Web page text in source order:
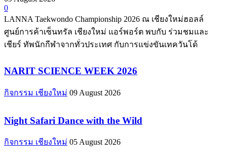
0
LANNA Taekwondo Championship 2026 ณ เชียงใหม่ฮอลล์
ศูนย์การค้าเซ็นทรัล เชียงใหม่ แอร์พอร์ต พบกับ ร่วมชมและ
เชียร์ ทัพนักกีฬาจากทั่วประเทศ กับการแข่งขันเทควันโด้
NARIT SCIENCE WEEK 2026
กิจกรรม เชียงใหม่ 09 August 2026
Night Safari Dance with the Wild
กิจกรรม เชียงใหม่ 05 August 2026